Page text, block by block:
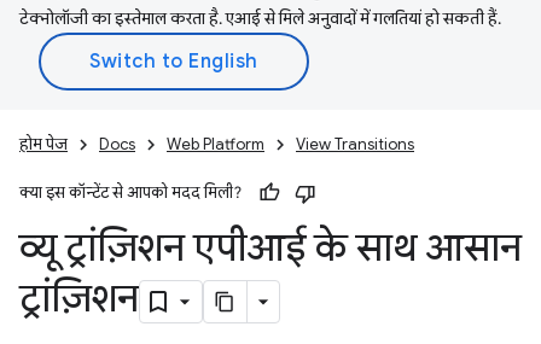
टेक्नोलॉजी का इस्तेमाल करता है. एआई से मिले अनुवादों में गलतियां हो सकती हैं.
होम पेज Docs Web Platform View Transitions
क्या इस कॉन्टेंट से आपको मदद मिली?
व्यू ट्रांज़िशन एपीआई के साथ आसान
ट्रांज़िशन